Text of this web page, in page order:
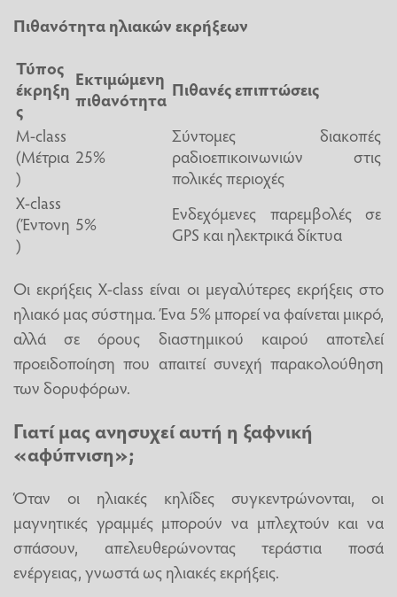
Πιθανότητα ηλιακών εκρήξεων
Τύπος
έκρηξη
ς
Εκτιμώμενη
πιθανότητα Πιθανές επιπτώσεις
M-class
(Μέτρια
)
25%
Σύντομες διακοπές
ραδιοεπικοινωνιών στις
πολικές περιοχές
X-class
(Έντονη
)
5%
Ενδεχόμενες παρεμβολές σε
GPS και ηλεκτρικά δίκτυα
Οι εκρήξεις X-class είναι οι μεγαλύτερες εκρήξεις στο
ηλιακό μας σύστημα. Ένα 5% μπορεί να φαίνεται μικρό,
αλλά σε όρους διαστημικού καιρού αποτελεί
προειδοποίηση που απαιτεί συνεχή παρακολούθηση
των δορυφόρων.
Γιατί μας ανησυχεί αυτή η ξαφνική
«αφύπνιση»;
Όταν οι ηλιακές κηλίδες συγκεντρώνονται, οι
μαγνητικές γραμμές μπορούν να μπλεχτούν και να
σπάσουν, απελευθερώνοντας τεράστια ποσά
ενέργειας, γνωστά ως ηλιακές εκρήξεις.